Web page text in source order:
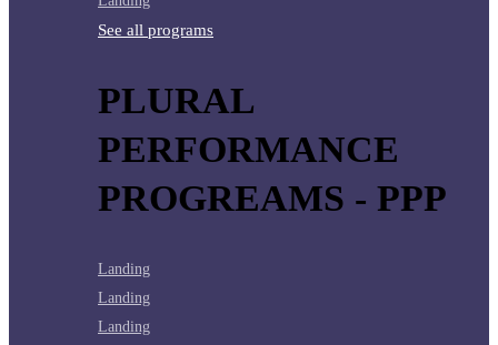
See all programs
PLURAL
PERFORMANCE
PROGREAMS - PPP
Landing
Landing
Landing